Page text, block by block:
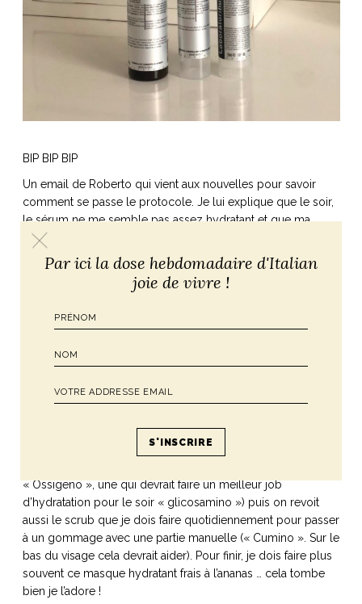
BIP BIP BIP
Un email de Roberto qui vient aux nouvelles pour savoir
comment se passe le protocole. Je lui explique que le soir,
le sérum ne me semble pas assez hydratant et que ma
crème au lait d’âne a un léger grain. Il m’explique que les
produits étant faits main et « frais » cela arrive, et nous fixons
un nouveau rendez-vous.
Mon rendez-vous révèle que ma peau est encore plus
Roberto constate les dégâts du choc thermique ! Le
du nez, ma peau est en tension et montre une ultra
respire pas assez pour se libérer de toutes les toxines). Bref
on adapte avec 2 crèmes différentes hydratantes (une qui
« Ossigeno », une qui devrait faire un meilleur job
d’hydratation pour le soir « glicosamino ») puis on revoit
aussi le scrub que je dois faire quotidiennement pour passer
à un gommage avec une partie manuelle (« Cumino ». Sur le
bas du visage cela devrait aider). Pour finir, je dois faire plus
souvent ce masque hydratant frais à l’ananas … cela tombe
bien je l’adore !
Par ici la dose hebdomadaire d'Italian
joie de vivre !